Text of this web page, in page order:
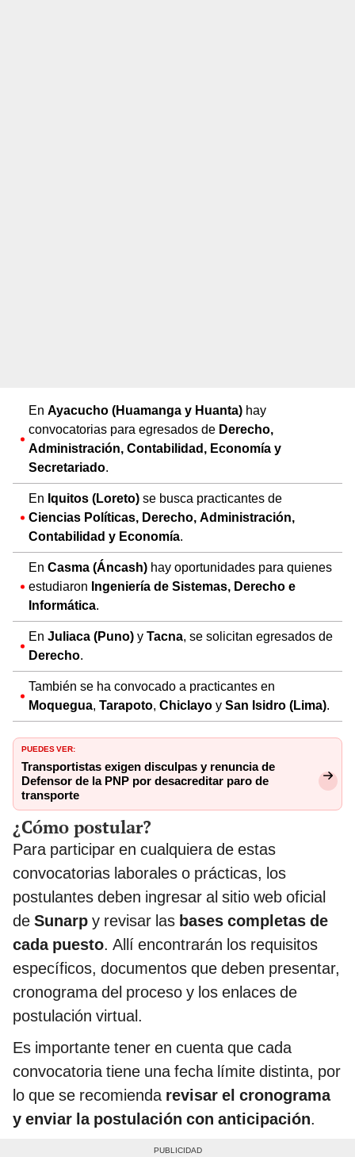
En Ayacucho (Huamanga y Huanta) hay
convocatorias para egresados de Derecho,
Administración, Contabilidad, Economía y
Secretariado.
En Iquitos (Loreto) se busca practicantes de
Ciencias Políticas, Derecho, Administración,
Contabilidad y Economía.
En Casma (Áncash) hay oportunidades para quienes
estudiaron Ingeniería de Sistemas, Derecho e
Informática.
En Juliaca (Puno) y Tacna, se solicitan egresados de
Derecho.
También se ha convocado a practicantes en
Moquegua, Tarapoto, Chiclayo y San Isidro (Lima).
PUEDES VER:
Transportistas exigen disculpas y renuncia de
Defensor de la PNP por desacreditar paro de
transporte
¿Cómo postular?
Para participar en cualquiera de estas
convocatorias laborales o prácticas, los
postulantes deben ingresar al sitio web oficial
de Sunarp y revisar las bases completas de
cada puesto. Allí encontrarán los requisitos
específicos, documentos que deben presentar,
cronograma del proceso y los enlaces de
postulación virtual.
Es importante tener en cuenta que cada
convocatoria tiene una fecha límite distinta, por
lo que se recomienda revisar el cronograma
y enviar la postulación con anticipación.